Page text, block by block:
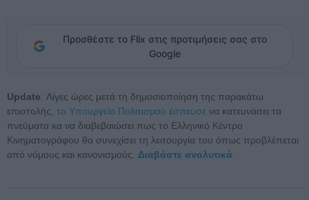
Προσθέστε το Flix στις προτιμήσεις σας στο
Google
Update: Λίγες ώρες μετά τη δημοσιοποίηση της παρακάτω
επιστολής, το Υπουργείο Πολιτισμού έσπευσε να κατευνάσει τα
πνεύματα κα να διαβεβαιώσει πως το Ελληνικό Κέντρο
Κινηματογράφου θα συνεχίσει τη λειτουργία του όπως προβλέπεται
από νόμους και κανονισμούς. Διαβάστε αναλυτικά